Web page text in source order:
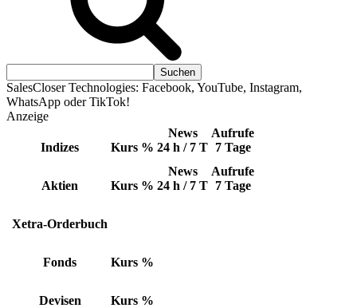
SalesCloser Technologies: Facebook, YouTube, Instagram,
WhatsApp oder TikTok!
Anzeige
Indizes Kurs %
News
24 h / 7 T
Aufrufe
7 Tage
Aktien Kurs %
News
24 h / 7 T
Aufrufe
7 Tage
Xetra-Orderbuch
Fonds Kurs %
Devisen Kurs %